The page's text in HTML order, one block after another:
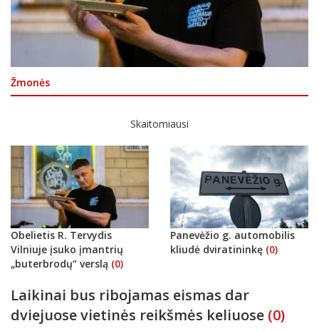
Žmonės
Skaitomiausi
Obelietis R. Tervydis
Vilniuje įsuko įmantrių
„buterbrodų“ verslą (0)
Panevėžio g. automobilis
kliudė dviratininkę (0)
Laikinai bus ribojamas eismas dar
dviejuose vietinės reikšmės keliuose (0)